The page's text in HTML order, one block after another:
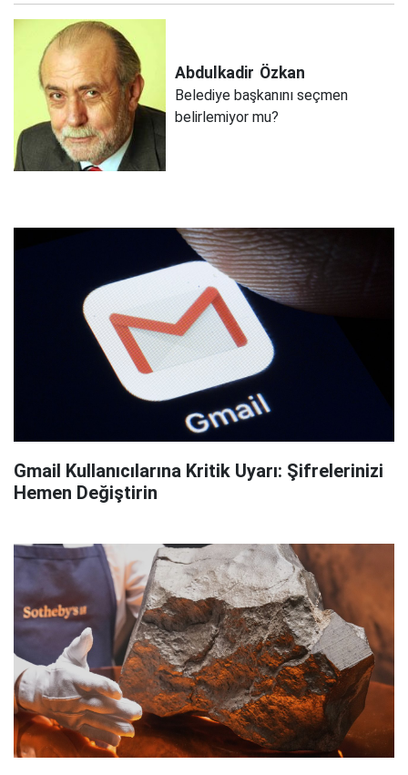
Abdulkadir Özkan
Belediye başkanını seçmen
belirlemiyor mu?
Gmail Kullanıcılarına Kritik Uyarı: Şifrelerinizi
Hemen Değiştirin